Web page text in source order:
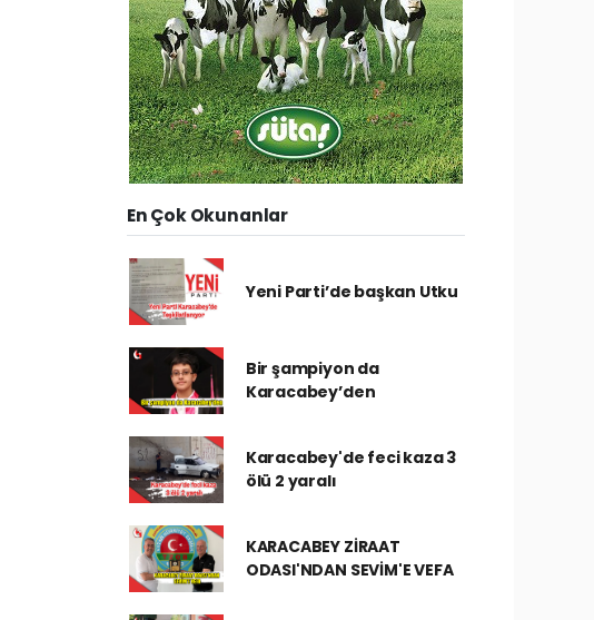
En Çok Okunanlar
Yeni Parti’de başkan Utku
Bir şampiyon da
Karacabey’den
Karacabey'de feci kaza 3
ölü 2 yaralı
KARACABEY ZİRAAT
ODASI'NDAN SEVİM'E VEFA